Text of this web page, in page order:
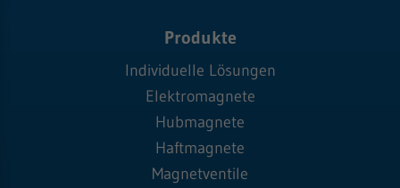
Produkte
Individuelle Lösungen
Elektromagnete
Hubmagnete
Haftmagnete
Magnetventile